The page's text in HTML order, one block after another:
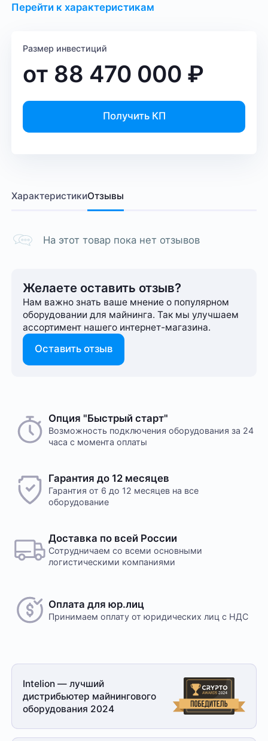
Перейти к характеристикам
Размер инвестиций
от 88 470 000 ₽
Получить КП
ХарактеристикиОтзывы
На этот товар пока нет отзывов
Желаете оставить отзыв?
Нам важно знать ваше мнение о популярном
оборудовании для майнинга. Так мы улучшаем
ассортимент нашего интернет-⁠магазина.
Оставить отзыв
Опция "Быстрый старт"
Возможность подключения оборудования за 24
часа с момента оплаты
Гарантия до 12 месяцев
Гарантия от 6 до 12 месяцев на все
оборудование
Доставка по всей России
Сотрудничаем со всеми основными
логистическими компаниями
Оплата для юр.лиц
Принимаем оплату от юридических лиц с НДС
Intelion — лучший
дистрибьютер майнингового
оборудования 2024